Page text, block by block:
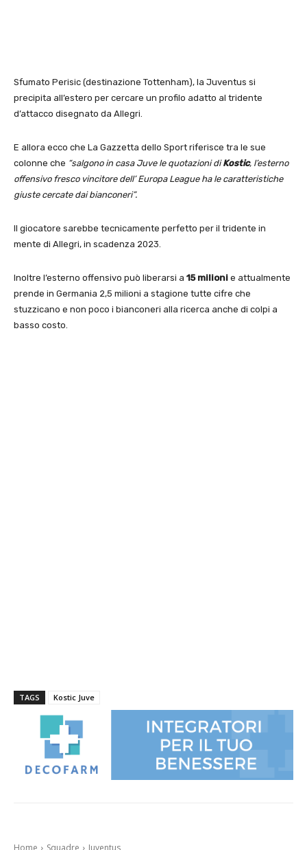
Sfumato Perisic (destinazione Tottenham), la Juventus si
precipita all’estero per cercare un profilo adatto al tridente
d’attacco disegnato da Allegri.
E allora ecco che La Gazzetta dello Sport riferisce tra le sue
colonne che “salgono in casa Juve le quotazioni diKostic, l’esterno
offensivo fresco vincitore dell’ Europa League ha le caratteristiche
giuste cercate dai bianconeri”.
Il giocatore sarebbe tecnicamente perfetto per il tridente in
mente di Allegri, in scadenza 2023.
Inoltre l’esterno offensivo può liberarsi a 15 milioni e attualmente
prende in Germania 2,5 milioni a stagione tutte cifre che
stuzzicano e non poco i bianconeri alla ricerca anche di colpi a
basso costo.
TAGS Kostic Juve